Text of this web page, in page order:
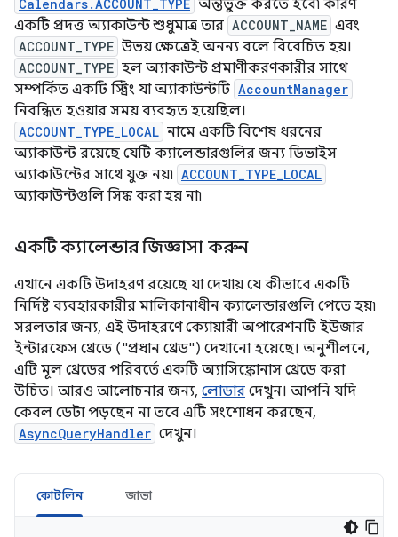
Calendars.ACCOUNT_TYPE অন্তর্ভুক্ত করতে হবে৷ কারণ
একটি প্রদত্ত অ্যাকাউন্ট শুধুমাত্র তার ACCOUNT_NAME এবং
ACCOUNT_TYPE উভয় ক্ষেত্রেই অনন্য বলে বিবেচিত হয়।
ACCOUNT_TYPE হল অ্যাকাউন্ট প্রমাণীকরণকারীর সাথে
সম্পর্কিত একটি স্ট্রিং যা অ্যাকাউন্টটি AccountManager
নিবন্ধিত হওয়ার সময় ব্যবহৃত হয়েছিল।
ACCOUNT_TYPE_LOCAL নামে একটি বিশেষ ধরনের
অ্যাকাউন্ট রয়েছে যেটি ক্যালেন্ডারগুলির জন্য ডিভাইস
অ্যাকাউন্টের সাথে যুক্ত নয়৷ ACCOUNT_TYPE_LOCAL
অ্যাকাউন্টগুলি সিঙ্ক করা হয় না৷
একটি ক্যালেন্ডার জিজ্ঞাসা করুন
এখানে একটি উদাহরণ রয়েছে যা দেখায় যে কীভাবে একটি
নির্দিষ্ট ব্যবহারকারীর মালিকানাধীন ক্যালেন্ডারগুলি পেতে হয়৷
সরলতার জন্য, এই উদাহরণে ক্যোয়ারী অপারেশনটি ইউজার
ইন্টারফেস থ্রেডে ("প্রধান থ্রেড") দেখানো হয়েছে। অনুশীলনে,
এটি মূল থ্রেডের পরিবর্তে একটি অ্যাসিঙ্ক্রোনাস থ্রেডে করা
উচিত। আরও আলোচনার জন্য, লোডার দেখুন। আপনি যদি
কেবল ডেটা পড়ছেন না তবে এটি সংশোধন করছেন,
AsyncQueryHandler দেখুন।
কোটলিন জাভা